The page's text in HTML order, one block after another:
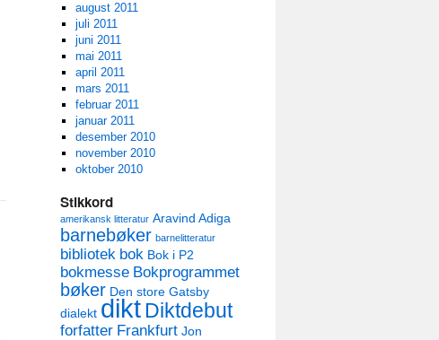
august 2011
juli 2011
juni 2011
mai 2011
april 2011
mars 2011
februar 2011
januar 2011
desember 2010
november 2010
oktober 2010
Stikkord
amerikansk litteratur Aravind Adiga
barnebøker barnelitteratur
bibliotek bok Bok i P2
bokmesse Bokprogrammet
bøker Den store Gatsby
dialekt diktDiktdebut
forfatter Frankfurt Jon